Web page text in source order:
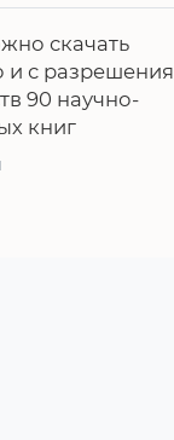
скачать
и с разрешения
90 научно-
книг